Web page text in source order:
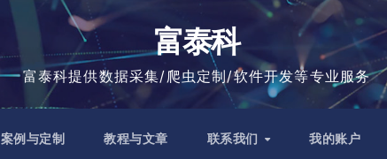
富泰科
富泰科提供数据采集/爬虫定制/软件开发等专业服务
案例与定制 教程与文章 联系我们 我的账户